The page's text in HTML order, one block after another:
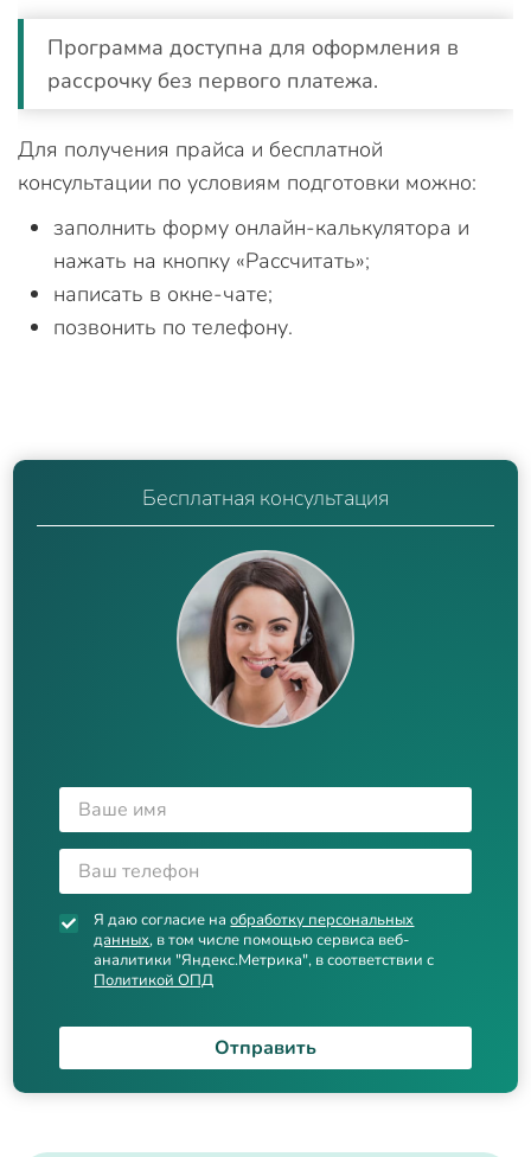
Программа доступна для оформления в
рассрочку без первого платежа.
Для получения прайса и бесплатной
консультации по условиям подготовки можно:
заполнить форму онлайн-калькулятора и
нажать на кнопку «Рассчитать»;
написать в окне-чате;
позвонить по телефону.
Бесплатная консультация
Я даю согласие наобработку персональных
данных, в том числе помощью сервиса веб-
аналитики "Яндекс.Метрика", в соответствии с
Политикой ОПД
Отправить